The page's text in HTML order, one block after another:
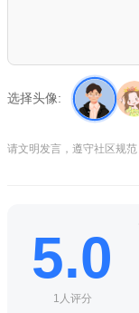
选择头像:
请文明发言，遵守社区规范
5.0
1人评分